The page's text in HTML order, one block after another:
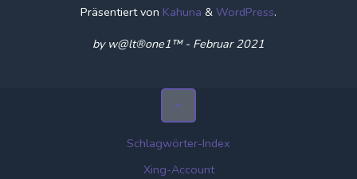
Präsentiert von Kahuna & WordPress.
by w@lt®one1™ - Februar 2021
Schlagwörter-Index
Xing-Account